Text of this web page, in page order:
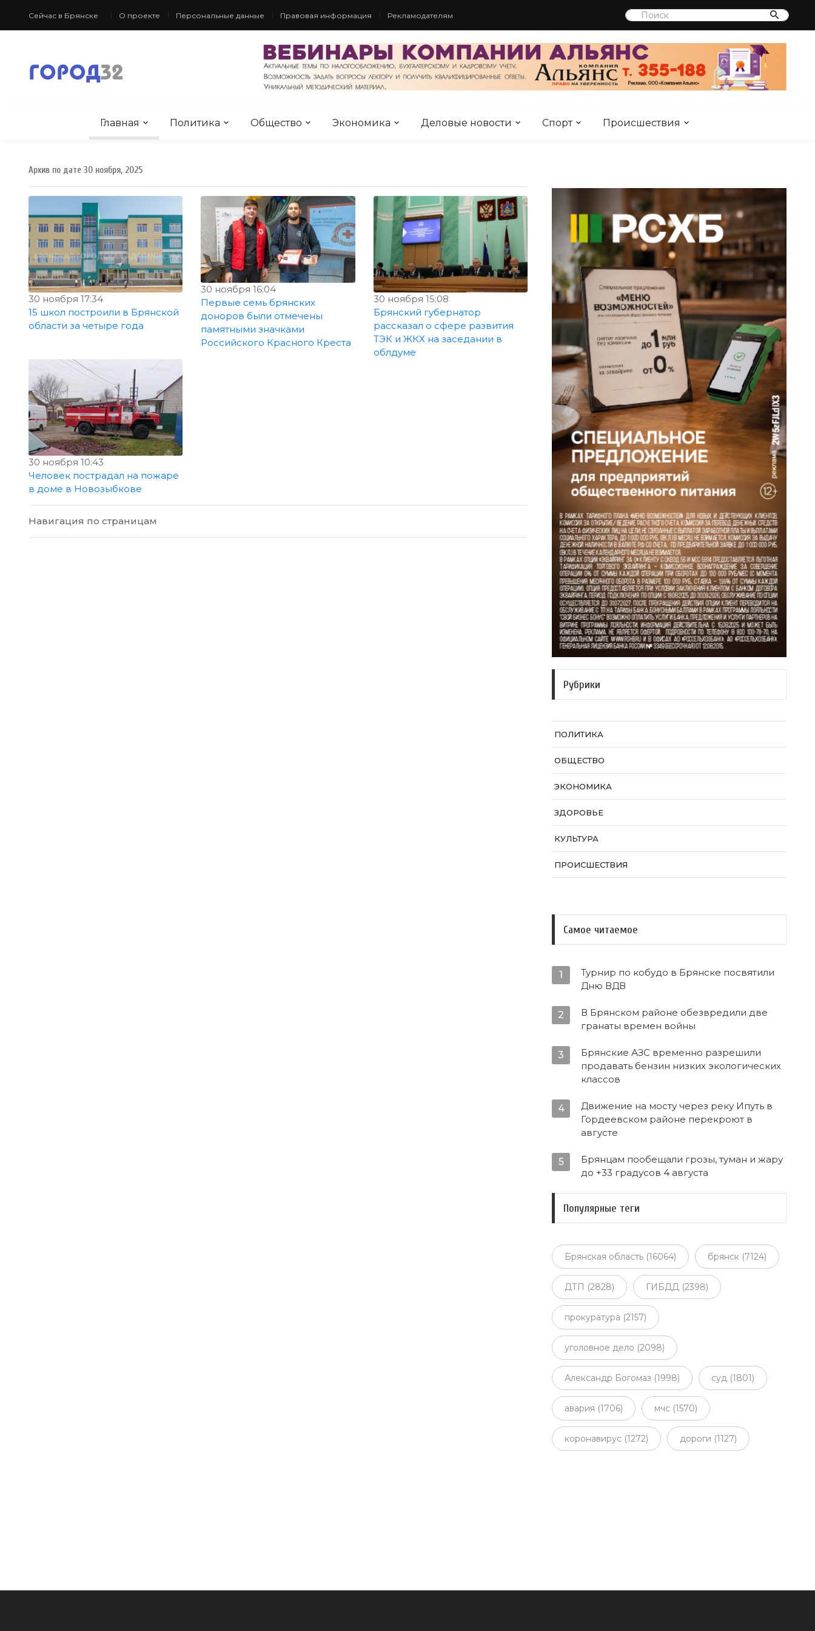
Сейчас в Брянске О проекте Персональные данные Правовая информация Рекламодателям
Главная Политика Общество Экономика Деловые новости Спорт Происшествия
Архив по дате 30 ноября, 2025
30 ноября 17:34
15 школ построили в Брянской
области за четыре года
30 ноября 16:04
Первые семь брянских
доноров были отмечены
памятными значками
Российского Красного Креста
30 ноября 15:08
Брянский губернатор
рассказал о сфере развития
ТЭК и ЖКХ на заседании в
облдуме
30 ноября 10:43
Человек пострадал на пожаре
в доме в Новозыбкове
Навигация по страницам
Рубрики
ПОЛИТИКА
ОБЩЕСТВО
ЭКОНОМИКА
ЗДОРОВЬЕ
КУЛЬТУРА
ПРОИСШЕСТВИЯ
Самое читаемое
1
Турнир по кобудо в Брянске посвятили
Дню ВДВ
2
В Брянском районе обезвредили две
гранаты времен войны
3
Брянские АЗС временно разрешили
продавать бензин низких экологических
классов
4
Движение на мосту через реку Ипуть в
Гордеевском районе перекроют в
августе
5
Брянцам пообещали грозы, туман и жару
до +33 градусов 4 августа
Популярные теги
Брянская область (16064) брянск (7124)
ДТП (2828) ГИБДД (2398)
прокуратура (2157)
уголовное дело (2098)
Александр Богомаз (1998) суд (1801)
авария (1706) мчс (1570)
коронавирус (1272) дороги (1127)